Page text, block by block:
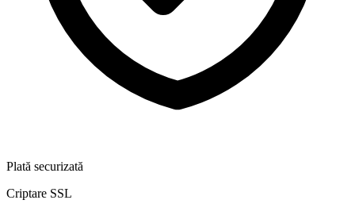
Plată securizată
Criptare SSL